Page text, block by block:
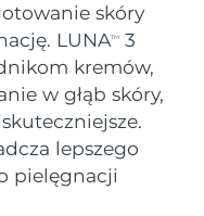
skóry
LUNATM
3
kremów,
w głąb skóry,
lepszego
pielęgnacji
czas dostawy
17/8/26